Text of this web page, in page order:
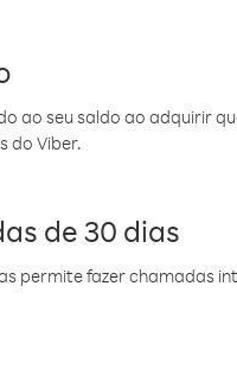
ao seu saldo ao adquirir
do Viber.
de 30 dias
permite fazer chamadas